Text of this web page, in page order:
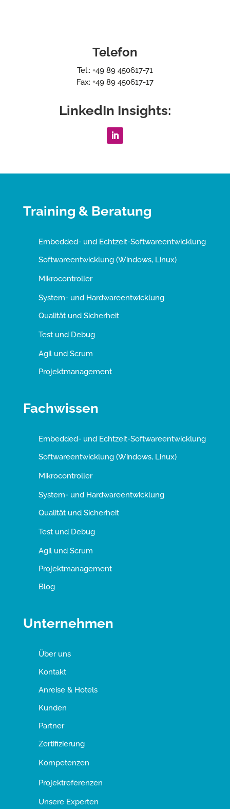
Telefon
Tel.: +49 89 450617-71
Fax: +49 89 450617-17
LinkedIn Insights:
Training & Beratung
Embedded- und Echtzeit-Softwareentwicklung
Softwareentwicklung (Windows, Linux)
Mikrocontroller
System- und Hardwareentwicklung
Qualität und Sicherheit
Test und Debug
Agil und Scrum
Projektmanagement
Fachwissen
Embedded- und Echtzeit-Softwareentwicklung
Softwareentwicklung (Windows, Linux)
Mikrocontroller
System- und Hardwareentwicklung
Qualität und Sicherheit
Test und Debug
Agil und Scrum
Projektmanagement
Blog
Unternehmen
Über uns
Kontakt
Anreise & Hotels
Kunden
Partner
Zertifizierung
Kompetenzen
Projektreferenzen
Unsere Experten